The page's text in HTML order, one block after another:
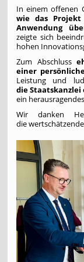
In einem offenen
wie das
Anwendung
zeigte sich
hohen
Zum Abschluss
einer
Leistung und
die Staatskanzlei
ein
Wir danken
die